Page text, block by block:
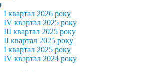
I квартал 2026 року
IV квартал 2025 року
III квартал 2025 року
II квартал 2025 року
I квартал 2025 року
IV квартал 2024 року